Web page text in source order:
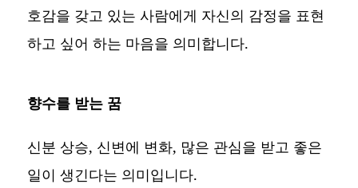
호감을 갖고 있는 사람에게 자신의 감정을 표현
하고 싶어 하는 마음을 의미합니다.
향수를 받는 꿈
신분 상승, 신변에 변화, 많은 관심을 받고 좋은
일이 생긴다는 의미입니다.